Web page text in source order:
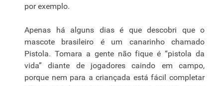
por exemplo.
Apenas há alguns dias é que descobri que o
mascote brasileiro é um canarinho chamado
Pistola. Tomara a gente não fique é “pistola da
vida” diante de jogadores caindo em campo,
porque nem para a criançada está fácil completar